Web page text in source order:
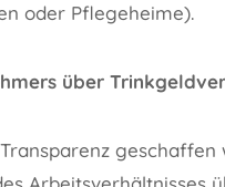
oder Pflegeheime).
über